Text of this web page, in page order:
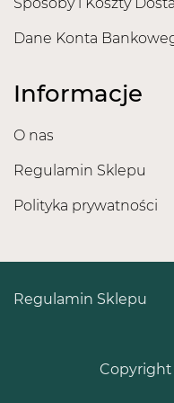
Dane Konta
Informacje
O nas
Regulamin Sklepu
Polityka prywatności
Copyright
Regulamin Sklepu